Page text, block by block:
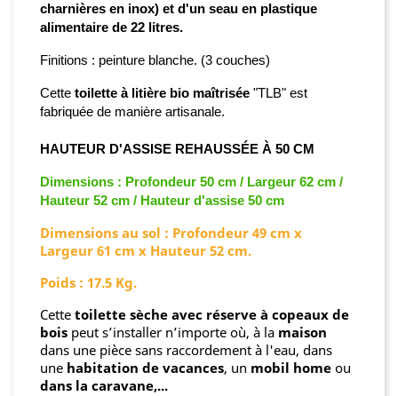
charnières en inox) et d'un seau en plastique
alimentaire de 22 litres.
Finitions : peinture blanche. (3 couches)
Cette toilette à litière bio maîtrisée "TLB" est
fabriquée de manière artisanale.
HAUTEUR D'ASSISE REHAUSSÉE À 50 CM
Dimensions : Profondeur 50 cm / Largeur 62 cm /
Hauteur 52 cm / Hauteur d'assise 50 cm
Dimensions au sol : Profondeur 49 cm x
Largeur 61 cm x Hauteur 52 cm.
Poids : 17.5 Kg.
Cette toilette sèche avec réserve à copeaux de
bois peut s’installer n’importe où, à la maison
dans une pièce sans raccordement à l'eau, dans
une habitation de vacances, un mobil home ou
dans la caravane,...